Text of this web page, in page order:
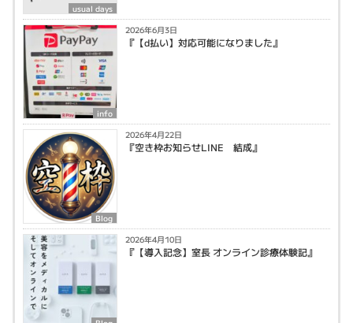
usual days
info
2026年6月3日
『【d払い】対応可能になりました』
Blog
2026年4月22日
『空き枠お知らせLINE 結成』
2026年4月10日
『【導入記念】室長 オンライン診療体験記』